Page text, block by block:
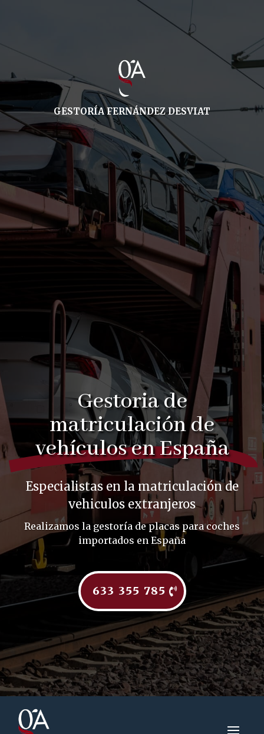
GESTORÍA FERNÁNDEZ DESVIAT
Gestoria de
matriculación de
vehículos en España
Especialistas en la matriculación de
vehiculos extranjeros
Realizamos la gestoría de placas para coches
importados en España
633 355 785